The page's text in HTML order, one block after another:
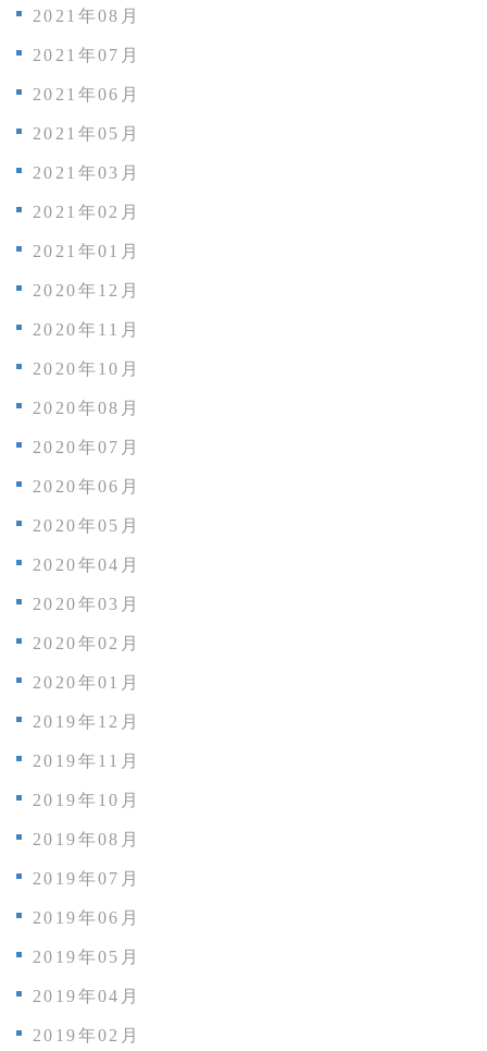
2021年08月
2021年07月
2021年06月
2021年05月
2021年03月
2021年02月
2021年01月
2020年12月
2020年11月
2020年10月
2020年08月
2020年07月
2020年06月
2020年05月
2020年04月
2020年03月
2020年02月
2020年01月
2019年12月
2019年11月
2019年10月
2019年08月
2019年07月
2019年06月
2019年05月
2019年04月
2019年02月